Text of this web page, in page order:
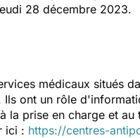
28 décembre 2023.
médicaux situés
ont un rôle
la prise en charge et
ici : https://centres-